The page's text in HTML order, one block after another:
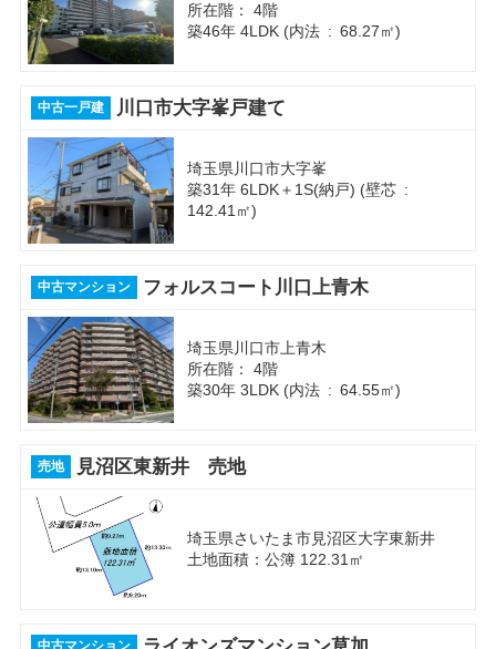
所在階： 4階
築46年 4LDK (内法 : 68.27㎡)
中古一戸建 川口市大字峯戸建て
埼玉県川口市大字峯
築31年 6LDK＋1S(納戸) (壁芯 :
142.41㎡)
中古マンション フォルスコート川口上青木
埼玉県川口市上青木
所在階： 4階
築30年 3LDK (内法 : 64.55㎡)
売地 見沼区東新井 売地
埼玉県さいたま市見沼区大字東新井
土地面積：公簿 122.31㎡
中古マンション